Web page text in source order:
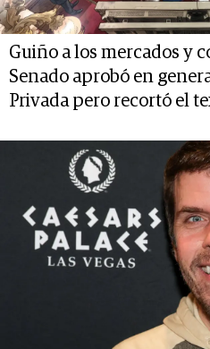
Guiño a los mercados y
Senado aprobó en
Privada pero recortó el